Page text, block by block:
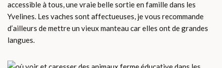
accessible à tous, une vraie belle sortie en famille dans les
Yvelines. Les vaches sont affectueuses, je vous recommande
d’ailleurs de mettre un vieux manteau car elles ont de grandes
langues.